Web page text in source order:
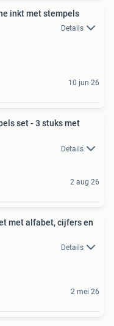
inkt met stempels
Details
10 jun 26
set - 3 stuks met
Details
2 aug 26
met alfabet, cijfers en
Details
2 mei 26